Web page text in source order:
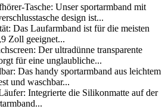
Tasche: Unser sportarmband mit
design ist...
Das Laufarmband ist für die meisten
Zoll geeignet...
Der ultradünne transparente
für eine unglaubliche...
Das handy sportarmband aus leichtem
und waschbar...
Integrierte die Silikonmatte auf der